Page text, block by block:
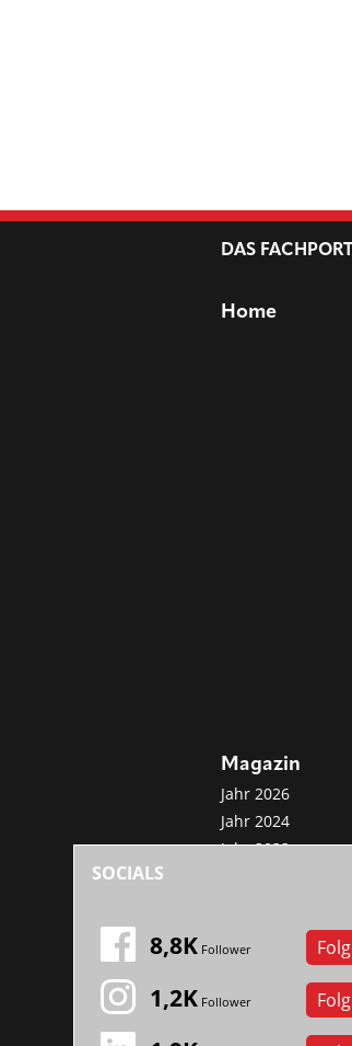
DAS
Home
Magazin
Jahr 2026
Jahr 2024
Jahr 2022
SOCIALS
8,8K Follower
1,2K Follower